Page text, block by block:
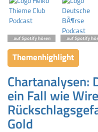
Themenhighlight
Chartanalysen:
ein Fall wie
Gold